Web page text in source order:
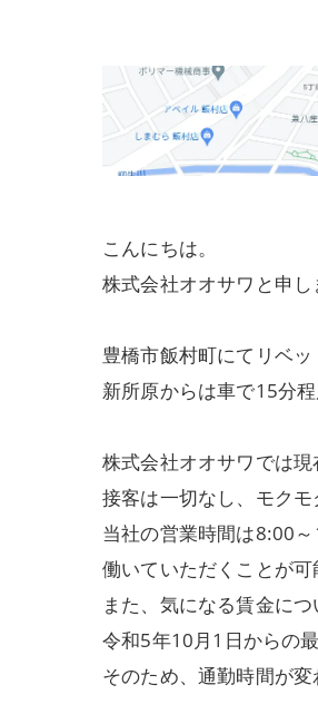
こんにちは。
株式会社オオサワと申し
豊橋市飯村町にてリベッ
新所原からは車で15分
株式会社オオサワでは現
接客は一切なし、モク
当社の営業時間は8:00
働いていただくことが可
また、気になる賃金に
令和5年10月1日からの
そのため、通勤時間が